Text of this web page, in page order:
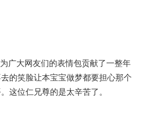
广大网友们的表情包贡献了一整年
的笑脸让本宝宝做梦都要担心那个
这位仁兄尊的是太辛苦了。